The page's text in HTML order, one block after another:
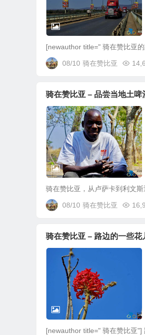
[newauthor title=" 骑在赞比亚
08/10 骑在赞比亚
骑在赞比亚 – 品尝当地土啤
骑在赞比亚，从卢萨卡到利文
08/10 骑在赞比亚
骑在赞比亚 – 路边的一些花
[newauthor title=" 骑在赞比亚